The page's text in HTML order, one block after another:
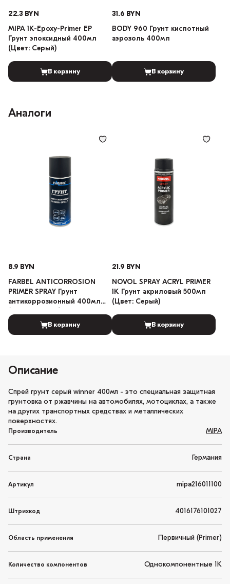
22.3 BYN
MIPA 1K-Epoxy-Primer EP
Грунт эпоксидный 400мл
(Цвет: Серый)
В корзину
31.6 BYN
BODY 960 Грунт кислотный
аэрозоль 400мл
В корзину
Аналоги
8.9 BYN
FARBEL ANTICORROSION
PRIMER SPRAY Грунт
антикоррозионный 400мл
В корзину
21.9 BYN
NOVOL SPRAY ACRYL PRIMER
1K Грунт акриловый 500мл
(Цвет: Серый)
В корзину
Описание
Спрей грунт серый winner 400мл - это специальная защитная
грунтовка от ржавчины на автомобилях, мотоциклах, а также
на других транспортных средствах и металлических
поверхностях.
Производитель MIPA
Страна Германия
Артикул mipa216011100
Штрихкод 4016176101027
Область применения Первичный (Primer)
Количество компонентов Однокомпонентные 1K